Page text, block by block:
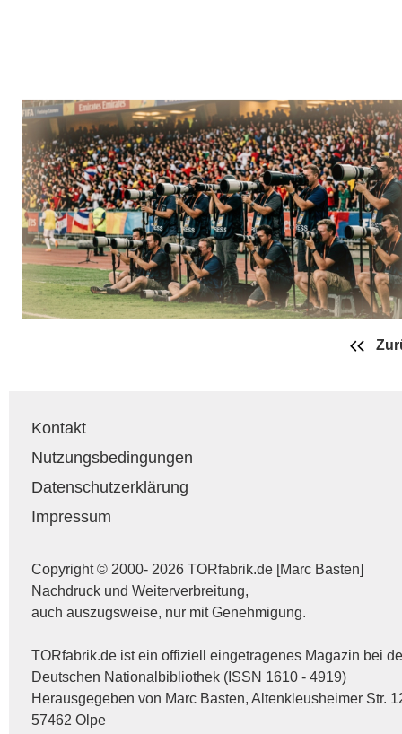
Kontakt
Nutzungsbedingungen
Datenschutzerklärung
Impressum
Copyright © 2000- 2026 TORfabrik.de [Marc Basten]
Nachdruck und Weiterverbreitung,
auch auszugsweise, nur mit Genehmigung.
TORfabrik.de ist ein offiziell eingetragenes Magazin bei
Deutschen Nationalbibliothek (ISSN 1610 - 4919)
Herausgegeben von Marc Basten, Altenkleusheimer Str.
57462 Olpe